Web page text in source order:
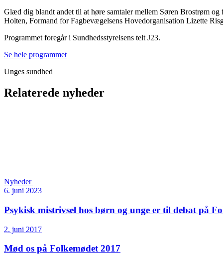
Glæd dig blandt andet til at høre samtaler mellem Søren Brostrøm og
Holten, Formand for Fagbevægelsens Hovedorganisation Lizette
Programmet foregår i Sundhedsstyrelsens telt J23.
Se hele programmet
Unges sundhed
Relaterede nyheder
Nyheder
6. juni 2023
Psykisk mistrivsel hos børn og unge er til debat på
2. juni 2017
Mød os på Folkemødet 2017